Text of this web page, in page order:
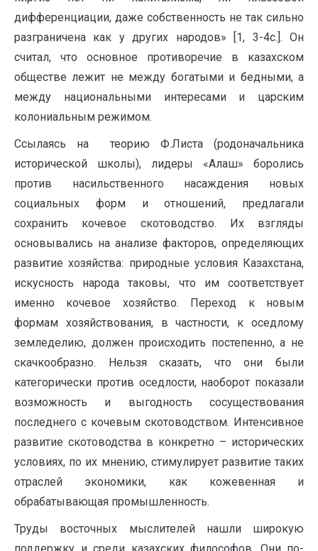
дифференциации, даже собственность не так сильно
разграничена как у других народов» [1, 3-4с.]. Он
считал, что основное противоречие в казахском
обществе лежит не между богатыми и бедными, а
между национальными интересами и царским
колониальным режимом.
Ссылаясь на теорию Ф.Листа (родоначальника
исторической школы), лидеры «Алаш» боролись
против насильственного насаждения новых
социальных форм и отношений, предлагали
сохранить кочевое скотоводство. Их взгляды
основывались на анализе факторов, определяющих
развитие хозяйства: природные условия Казахстана,
искусность народа таковы, что им соответствует
именно кочевое хозяйство. Переход к новым
формам хозяйствования, в частности, к оседлому
земледелию, должен происходить постепенно, а не
скачкообразно. Нельзя сказать, что они были
категорически против оседлости, наоборот показали
возможность и выгодность сосуществования
последнего с кочевым скотоводством. Интенсивное
развитие скотоводства в конкретно – исторических
условиях, по их мнению, стимулирует развитие таких
отраслей экономики, как кожевенная и
обрабатывающая промышленность.
Труды восточных мыслителей нашли широкую